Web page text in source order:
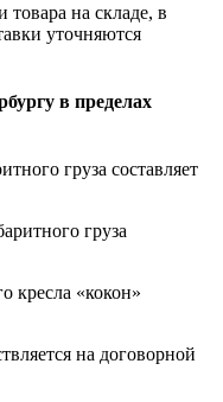
на складе, в
уточняются
в пределах
груза составляет
груза
кресла «кокон»
на договорной